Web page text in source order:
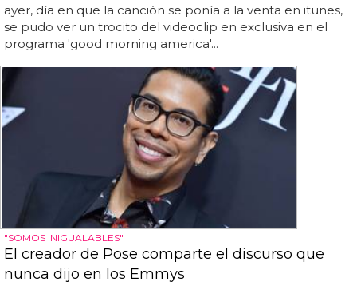
ayer, día en que la canción se ponía a la venta en itunes,
se pudo ver un trocito del videoclip en exclusiva en el
programa 'good morning america'...
"SOMOS INIGUALABLES"
El creador de Pose comparte el discurso que
nunca dijo en los Emmys